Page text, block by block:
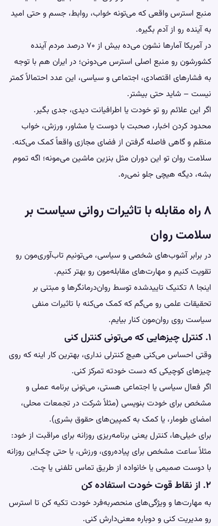
منبع استرس واقعی که می‌تونه خواب، روابط، جسم و حتی امید
به آینده رو از آدم بگیره.
در آمریکا آمارها نشون می‌ده بیش از ۷۰ درصد مردم آینده
کشورشون رو منبع اصلی استرس می‌دونن؛ در ایران هم با توجه
به فشارهای اقتصادی، اجتماعی و سیاسی، این عدد احتمالاً کمتر
نیست – شاید حتی بیشتر.
اگر این علائم رو تو خودت یا اطرافیانت دیدی، جدی بگیر.
محدود کردن اخبار، صحبت با دوست یا مشاور، ورزش، خواب
منظم و گاهی فاصله گرفتن از فضای مجازی واقعاً کمک می‌کنه.
سلامت روان تو این دوران مثل بنزین ماشین می‌مونه؛ اگه تموم
بشه، دیگه هیچی جلو نمی‌ره.
۸ راه مقابله با تاثیرات روانی سیاست بر
سلامت روان
در برابر آشوب‌های شخصی و سیاسی، می‌تونیم تاب‌آوری‌مون رو
تقویت کنیم و مهارت‌های مقابله‌مون رو بهتر کنیم.
اینجا ۸ تکنیک تاییدشده توسط روان‌درمانگرها و مبتنی بر
تحقیقات علمی رو می‌گم که کمک می‌کنه با تاثیرات منفی
سیاست روی روان‌مون کنار بیایم.
۱. کنترل چیزهایی که می‌تونی کنترل کنی
وقتی احساس می‌کنی هیچ کنترلی نداری، بهترین کار اینه که روی
چیزهای کوچیکی که دست خودته تمرکز کنی.
اگر فعال سیاسی یا اجتماعی هستی، می‌تونی برنامه عملی و
مشخص برای خودت بنویسی (مثلاً شرکت در تجمعات محلی،
امضای طومار، یا کمک به کمپین‌های حقوق بشری).
برای خیلی‌ها، کنترل یعنی برنامه‌ریزی روزانه برای مراقبت از خود:
مثلاً ساعت مشخص برای پیاده‌روی، ورزش، یا حتی چک‌این روزانه
با دوست صمیمی یا خانواده از طریق تماس تلفنی یا چت.
۲. از نقاط قوت خودت استفاده کن
به مهارت‌ها و ویژگی‌های منحصربه‌فرد خودت تکیه کن تا استرس
رو مدیریت کنی و دوباره معنی‌دارش کنی.